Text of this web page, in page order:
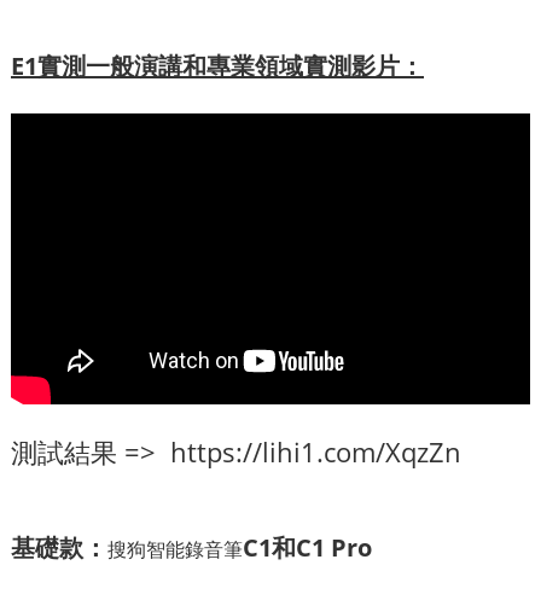
E1實測一般演講和專業領域實測影片：
測試結果 => https://lihi1.com/XqzZn
基礎款： 搜狗智能錄音筆C1和C1 Pro